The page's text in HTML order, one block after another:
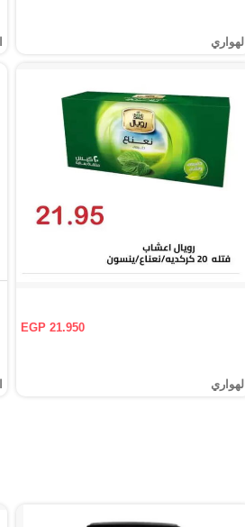
الهواري
EGP 21.950
الهواري